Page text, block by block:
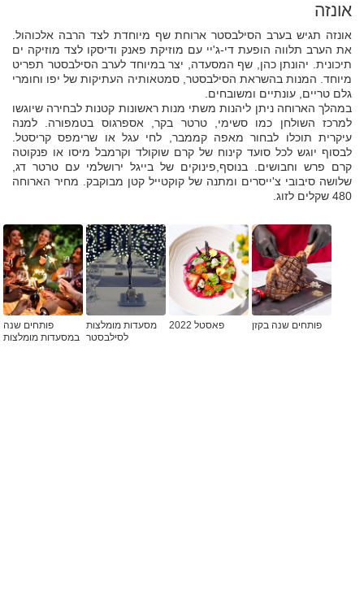
אונזה
אונזה תגיש בערב הסילבסטר ארוחת שף מיוחדת לצד הרבה אלכוהול.
את הערב תלווה הופעת די-ג'יי עם מוזיקת פאנק ודיסקו לצד מוזיקה ים
תיכונית. יהונתן כהן, שף המסעדה, יצר במיוחד לערב הסילבסטר תפריט
מיוחד. המנות בהשראת הסילבסטר, סמטאותיה העתיקות של יפו וחומרי
גלם טריים, עונתיים ומשובחים.
במהלך הארוחה ניתן ליהנות משתי מנות ראשונות קטנות לבחירה שיוגשו
למרכז השולחן כמו סשימי, טרטר בקר, אספרגוס בטמפורה. למנה
עיקרית תוכלו לבחור מאפה קממבר, לחי עגל או שרימפס קריסטל.
לבסוף יוגש לכל סועד קינוח של קרם שוקולד וקרמבל מיסו או פנקוטה
קרם פרש וחבושים. בנוסף,פינוקים של בייגל ירושלמי עם טרטר דג,
שלושה סיבובי צ'ייסרים ומתנה של קוקטייל קטן מבוקבק. מחיר הארוחה
480 שקלים לזוג.
פותחים שנה בקזן פאסטל 2022
מסעדות מומלצות
לסילבסטר
פותחים שנה
במסעדות מומלצות